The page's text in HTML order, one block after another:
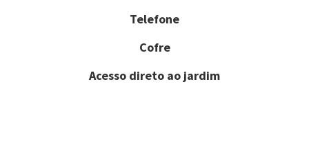
Telefone
Cofre
Acesso direto ao jardim